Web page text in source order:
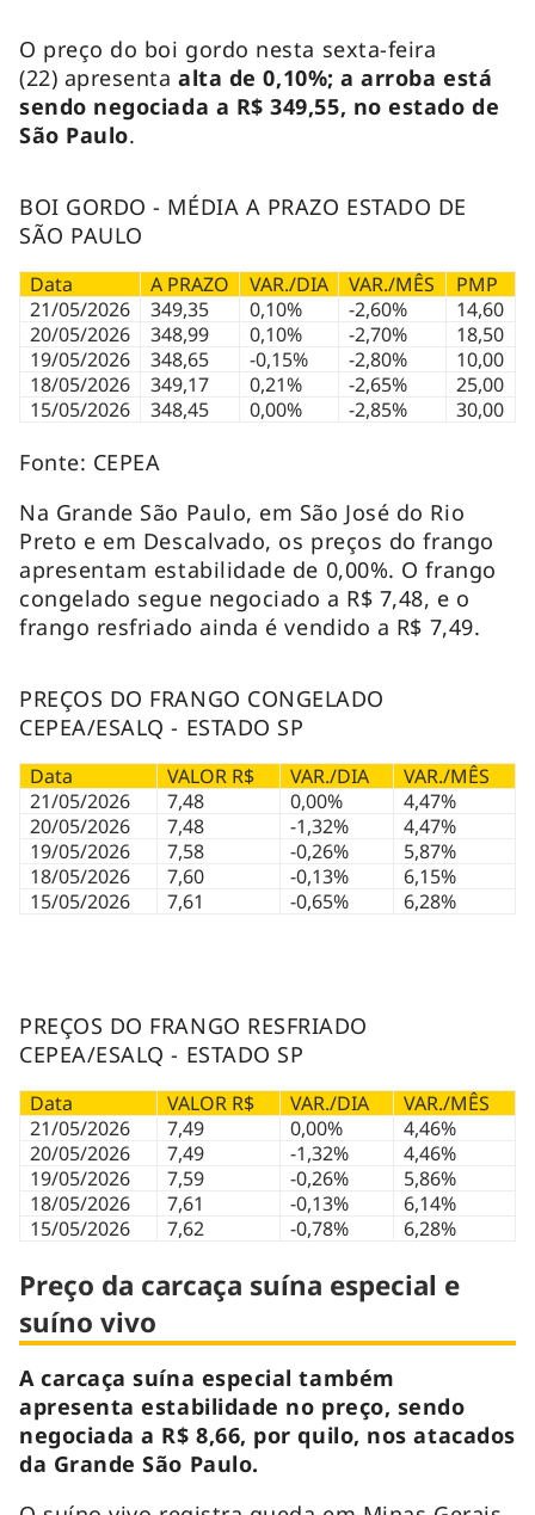
O preço do boi gordo nesta sexta-feira
(22) apresentaalta de 0,10%; a arroba está
sendo negociada a R$ 349,55, no estado de
São Paulo.
BOI GORDO - MÉDIA A PRAZO ESTADO DE
SÃO PAULO
Data A PRAZO VAR./DIA VAR./MÊS
PMP
21/05/2026
349,35 0,10% -2,60%
14,60
20/05/2026
348,99 0,10% -2,70%
18,50
19/05/2026
348,65 -0,15% -2,80%
10,00
18/05/2026
349,17 0,21% -2,65%
25,00
15/05/2026
348,45 0,00% -2,85% 30,00
Fonte: CEPEA
Na Grande São Paulo, em São José do Rio
Preto e em Descalvado, os preços do frango
apresentam estabilidade de 0,00%. O frango
congelado segue negociado a R$ 7,48, e o
frango resfriado ainda é vendido a R$ 7,49.
PREÇOS DO FRANGO CONGELADO
CEPEA/ESALQ - ESTADO SP
Data VALOR R$ VAR./DIA
VAR./MÊS
21/05/2026
7,48 0,00%
4,47%
20/05/2026
7,48 -1,32%
4,47%
19/05/2026
7,58 -0,26%
5,87%
18/05/2026
7,60 -0,13%
6,15%
15/05/2026
7,61 -0,65% 6,28%
PREÇOS DO FRANGO RESFRIADO
CEPEA/ESALQ - ESTADO SP
Data VALOR R$ VAR./DIA
VAR./MÊS
21/05/2026
7,49 0,00%
4,46%
20/05/2026
7,49 -1,32%
4,46%
19/05/2026
7,59 -0,26%
5,86%
18/05/2026
7,61 -0,13%
6,14%
15/05/2026
7,62 -0,78% 6,28%
Preço da carcaça suína especial e
suíno vivo
A carcaça suína especial também
apresenta estabilidade no preço, sendo
negociada a R$ 8,66, por quilo, nos atacados
da Grande São Paulo.